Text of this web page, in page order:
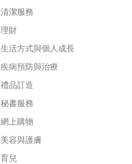
清潔服務
理財
生活方式與個人成長
疾病預防與治療
禮品訂造
秘書服務
網上購物
美容與護膚
育兒